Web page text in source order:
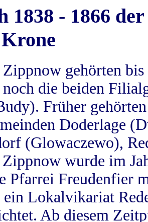
1838 - 1866
gehörten
die beiden
Früher
Doderlage
(Glowaczewo),
wurde im
Pfarrei Freudenfier
ein Lokalvikariat
Ab diesem